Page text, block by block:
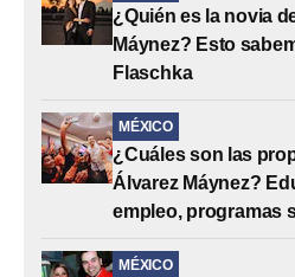
¿Quién es la novia
Máynez? Esto
Flaschka
MÉXICO
¿Cuáles son las
Álvarez Máynez?
empleo, programas
MÉXICO